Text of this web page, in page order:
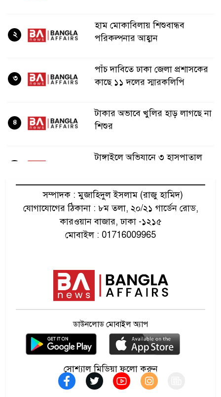
হাম মোকাবিলায় শিশুবান্ধব
পরিকল্পনার আহ্বান
২
পাঁচ দাবিতে ঢাকা জেলা প্রশাসকের
কাছে ১১ দলের স্মারকলিপি
৩
টাকার অভাবে খুলির হাড় লাগছে না
শিশুর
৪
টাঙ্গাইলে অভিযানে ৩ হাসপাতাল
ববিতে শিবির করায় মারধর, চাকরি
হারানোর অভিযোগ
ক্ষমা চেয়েও ফিফার শীর্ষ পদে
থাকছেন ইনফান্তিনো
মিয়ানমারের গৃহযুদ্ধে শান্তি
আলোচনার বিরল সুযোগ
ফর্সা হওয়ার ক্রিমে ভয়ংকর বিষ,
বিএসটিআই’র সতর্কতা
সম্পাদক : মুজাহিদুল ইসলাম (রাজু হামিদ)
যোগাযোগের ঠিকানা : ৮ম তলা, ২০/২১ গার্ডেন রোড,
কারওয়ান বাজার, ঢাকা -১২১৫
মোবাইল : 01716009965
ডাউনলোড মোবাইল অ্যাপ
সোশ্যাল মিডিয়া ফলো করুন